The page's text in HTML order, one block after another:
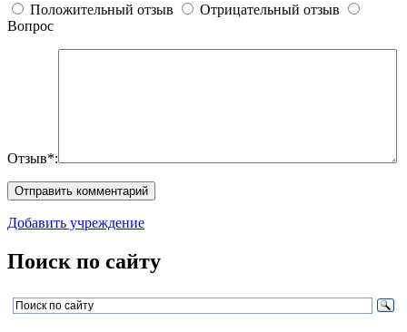
Положительный отзыв
Отрицательный отзыв
Вопрос
Отзыв*:
Добавить учреждение
Поиск по сайту